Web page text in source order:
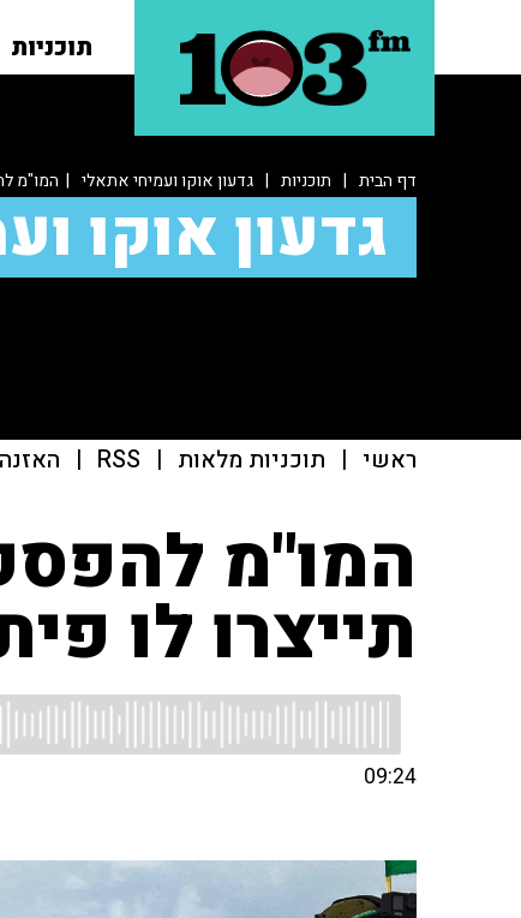
תוכניות
דף הבית | תוכניות | גדעון אוקו ועמיחי אתאלי | המו"מ
גדעון אוקו
ראשי | תוכניות מלאות |
RSS
|
המו"מ
תייצרו לו
09:24